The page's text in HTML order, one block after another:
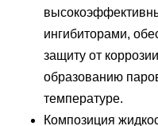
ингибиторами,
защиту от
образованию
температуре.
Композиция